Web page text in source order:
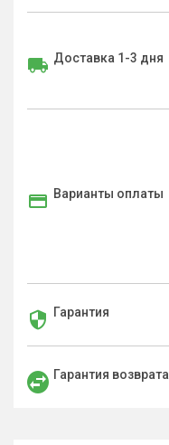
Доставка 1-3 дня
Варианты оплаты
Гарантия
Гарантия возврата